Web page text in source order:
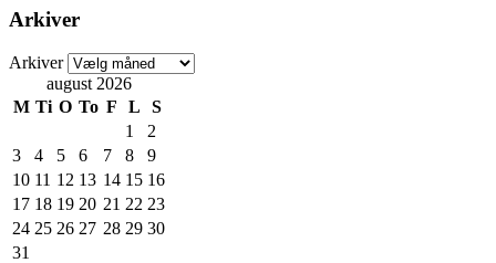
Arkiver
Arkiver
august 2026
M Ti O To F L
S
1
2
3
4 5 6 7 8
9
10 11 12 13 14 15 16
17 18 19 20 21 22 23
24 25 26 27 28 29 30
31